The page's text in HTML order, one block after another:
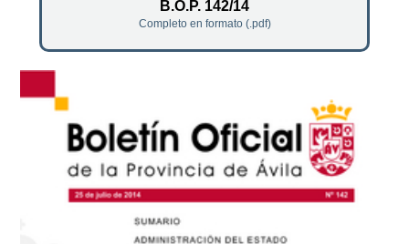
B.O.P. 142/14
Completo en formato (.pdf)